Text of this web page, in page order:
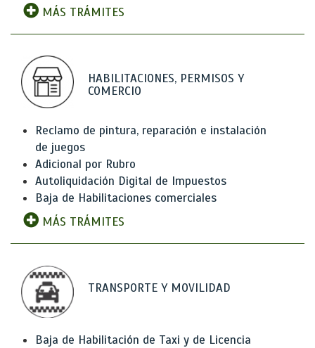
MÁS TRÁMITES
HABILITACIONES, PERMISOS Y
COMERCIO
Reclamo de pintura, reparación e instalación
de juegos
Adicional por Rubro
Autoliquidación Digital de Impuestos
Baja de Habilitaciones comerciales
MÁS TRÁMITES
TRANSPORTE Y MOVILIDAD
Baja de Habilitación de Taxi y de Licencia